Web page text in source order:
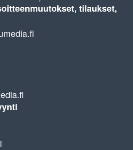
tilaukset,